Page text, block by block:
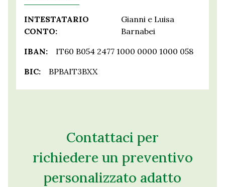
INTESTATARIO
CONTO:
Gianni e Luisa
Barnabei
IBAN:
IT60 B054 2477 1000 0000 1000 058
BIC:
BPBAIT3BXX
Contattaci per
richiedere un preventivo
personalizzato adatto